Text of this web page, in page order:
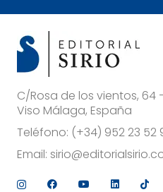
C/Rosa de los vientos, 64
Viso Málaga, España
Teléfono: (+34) 952 23 52
Email: